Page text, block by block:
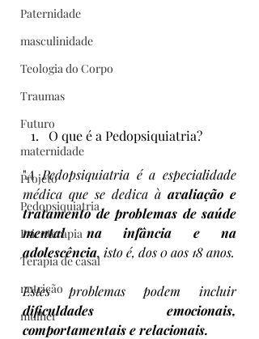
Paternidade
masculinidade
Teologia do Corpo
Traumas
Futuro
maternidade
Projeto
Pedopsiquiatria
Psicoterapia
Terapia de casal
nutrição
mulher
O que é a Pedopsiquiatria?
"A Pedopsiquiatria é a especialidade
médica que se dedica à avaliação e
tratamento de problemas de saúde
mental na infância e na
adolescência
Estes problemas podem incluir
dificuldades emocionais,
comportamentais e relacionais.